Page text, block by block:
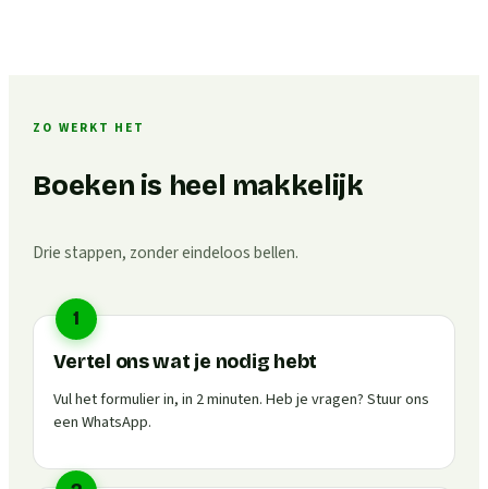
ZO WERKT HET
Boeken is heel makkelijk
Drie stappen, zonder eindeloos bellen.
1
Vertel ons wat je nodig hebt
Vul het formulier in, in 2 minuten. Heb je vragen? Stuur ons
een WhatsApp.